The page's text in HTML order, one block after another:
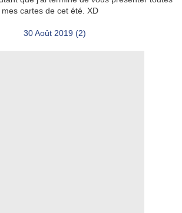
mes cartes de cet été. XD